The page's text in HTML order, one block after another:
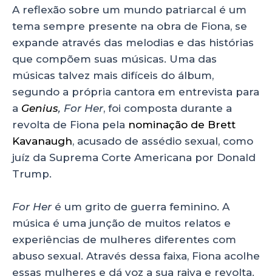
A reflexão sobre um mundo patriarcal é um
tema sempre presente na obra de Fiona, se
expande através das melodias e das histórias
que compõem suas músicas. Uma das
músicas talvez mais difíceis do álbum,
segundo a própria cantora em entrevista para
a Genius, For Her, foi composta durante a
revolta de Fiona pela nominação de Brett
Kavanaugh, acusado de assédio sexual, como
juíz da Suprema Corte Americana por Donald
Trump.
For Her é um grito de guerra feminino. A
música é uma junção de muitos relatos e
experiências de mulheres diferentes com
abuso sexual. Através dessa faixa, Fiona acolhe
essas mulheres e dá voz a sua raiva e revolta.